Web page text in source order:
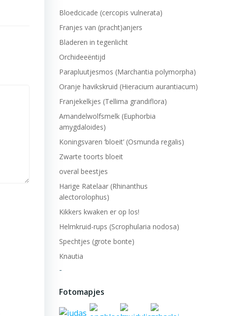
Bloedcicade (cercopis vulnerata)
Franjes van (pracht)anjers
Bladeren in tegenlicht
Orchideeëntijd
Parapluutjesmos (Marchantia polymorpha)
Oranje havikskruid (Hieracium aurantiacum)
Franjekelkjes (Tellima grandiflora)
Amandelwolfsmelk (Euphorbia
amygdaloides)
Koningsvaren ‘bloeit’ (Osmunda regalis)
Zwarte toorts bloeit
overal beestjes
Harige Ratelaar (Rhinanthus
alectorolophus)
Kikkers kwaken er op los!
Helmkruid-rups (Scrophularia nodosa)
Spechtjes (grote bonte)
Knautia
-
Fotomapjes